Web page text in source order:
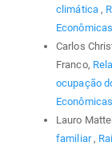
climática ,
Carlos
Franco,
ocupação
Lauro
familiar,